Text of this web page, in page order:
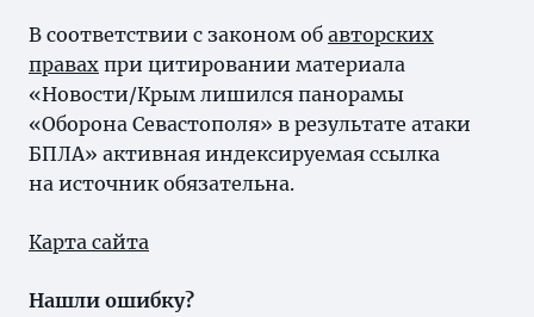
В соответствии с законом об авторских
правах при цитировании материала
«Новости/Крым лишился панорамы
«Оборона Севастополя» в результате атаки
БПЛА» активная индексируемая ссылка
на источник обязательна.
Карта сайта
Нашли ошибку?